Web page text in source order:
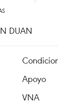
DUAN
Apoyo
VNA